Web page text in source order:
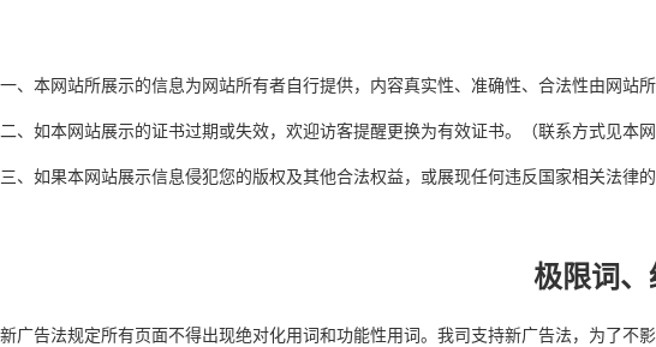
一、本网站所展示的信息为网站所有者自行提供，内容真实性、准确性、合法性由网站所
二、如本网站展示的证书过期或失效，欢迎访客提醒更换为有效证书。（联系方式见本网
三、如果本网站展示信息侵犯您的版权及其他合法权益，或展现任何违反国
极限词
新广告法规定所有页面不得出现绝对化用词和功能性用词。我司支持新广告法，为了不